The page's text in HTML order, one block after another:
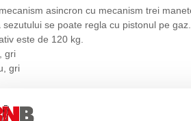
asincron cu mecanism trei
se poate regla cu pistonul pe
este de 120 kg.
gri
gri